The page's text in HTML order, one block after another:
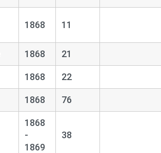
1868 11
1868 21
1868 22
1868 76
1868
-
1869
38